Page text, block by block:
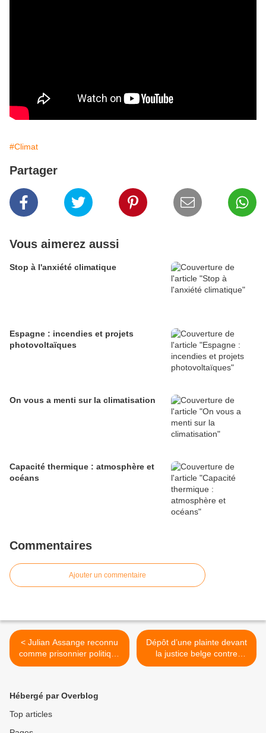
#Climat
Partager
Vous aimerez aussi
Stop à l'anxiété climatique
Espagne : incendies et projets
photovoltaïques
On vous a menti sur la climatisation
Capacité thermique : atmosphère et
océans
Commentaires
Ajouter un commentaire
< Julian Assange reconnu
comme prisonnier politique
par le Conseil de l'Europe
Dépôt d’une plainte devant
la justice belge contre
l’ancien Secretaire géneral
Hébergé par Overblog
Top articles